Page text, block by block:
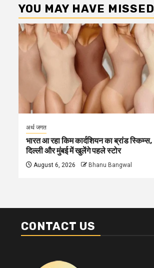
YOU MAY HAVE MISSED
अर्थ जगत
भारत आ रहा किम कार्दशियन का ब्रांड स्किम्स,
दिल्ली और मुंबई में खुलेंगे पहले स्टोर
August 6, 2026 Bhanu Bangwal
CONTACT US